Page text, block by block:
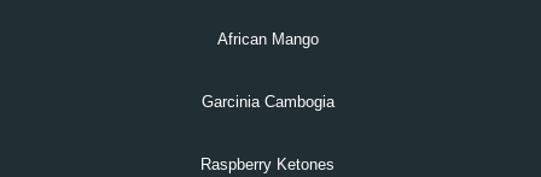
African Mango
Garcinia Cambogia
Raspberry Ketones